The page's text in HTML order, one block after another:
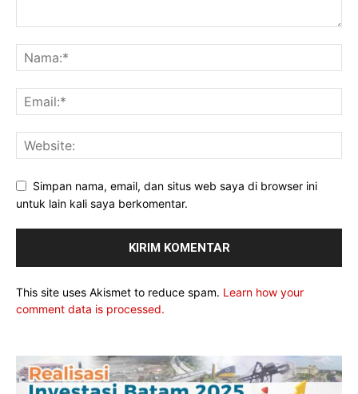
Simpan nama, email, dan situs web saya di browser ini
untuk lain kali saya berkomentar.
This site uses Akismet to reduce spam. Learn how your
comment data is processed.